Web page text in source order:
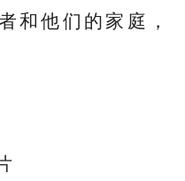
和他们的家庭，